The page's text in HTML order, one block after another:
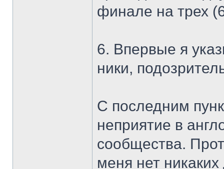
финале на трех
6. Впервые я
ники,
С последним
неприятие в
сообщества.
меня нет